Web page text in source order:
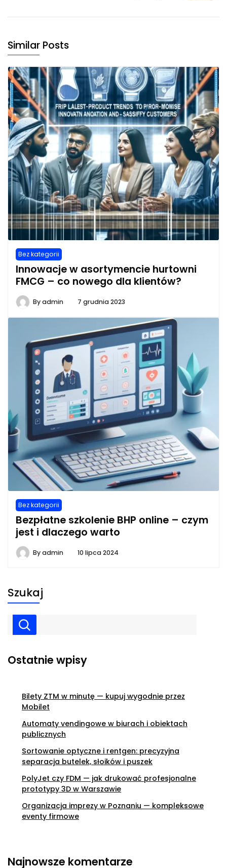
Similar Posts
Bez kategorii
Innowacje w asortymencie hurtowni
FMCG – co nowego dla klientów?
Byadmin 7 grudnia 2023
Bez kategorii
Bezpłatne szkolenie BHP online – czym
jest i dlaczego warto
Byadmin 10 lipca 2024
Szukaj
Ostatnie wpisy
Bilety ZTM w minutę — kupuj wygodnie przez
Mobilet
Automaty vendingowe w biurach i obiektach
publicznych
Sortowanie optyczne i rentgen: precyzyjna
separacja butelek, słoików i puszek
PolyJet czy FDM — jak drukować profesjonalne
prototypy 3D w Warszawie
Organizacja imprezy w Poznaniu — kompleksowe
eventy firmowe
Najnowsze komentarze